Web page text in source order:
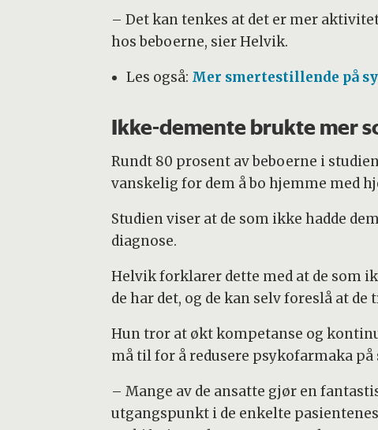
– Det kan tenkes at det er mer
hos beboerne, sier Helvik.
Les også: Mer smertestillende på
Ikke-demente brukte mer
Rundt 80 prosent av beboerne i
vanskelig for dem å bo hjemme med
Studien viser at de som ikke hadde
diagnose.
Helvik forklarer dette med at de som
de har det, og de kan selv foreslå at
Hun tror at økt kompetanse og
må til for å redusere psykofarmaka på
– Mange av de ansatte gjør en
utgangspunkt i de enkelte